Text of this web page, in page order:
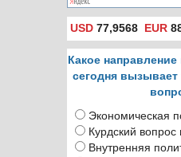
USD 77,9568 EUR
Какое
сегодня
Экономическая
Курдский вопрос
Внутренняя